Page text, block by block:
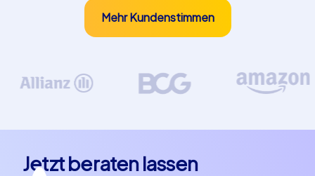
Mehr Kundenstimmen
Jetzt beraten lassen